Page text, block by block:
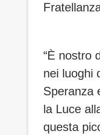
“È nostro
nei luoghi
Speranza
la Luce
questa